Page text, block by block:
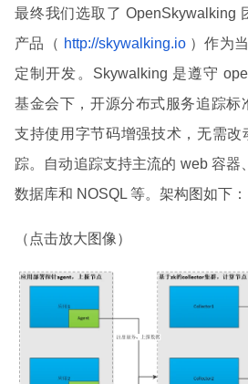
最终我们选取了 OpenSkywalking
产品（ http://skywalking.io ）作为
定制开发。Skywalking 是遵守
基金会下，开源分布式服务追踪标
支持使用字节码增强技术，无需改
踪。自动追踪支持主流的 web 容器
数据库和 NOSQL 等。架构图如下：
（点击放大图像）